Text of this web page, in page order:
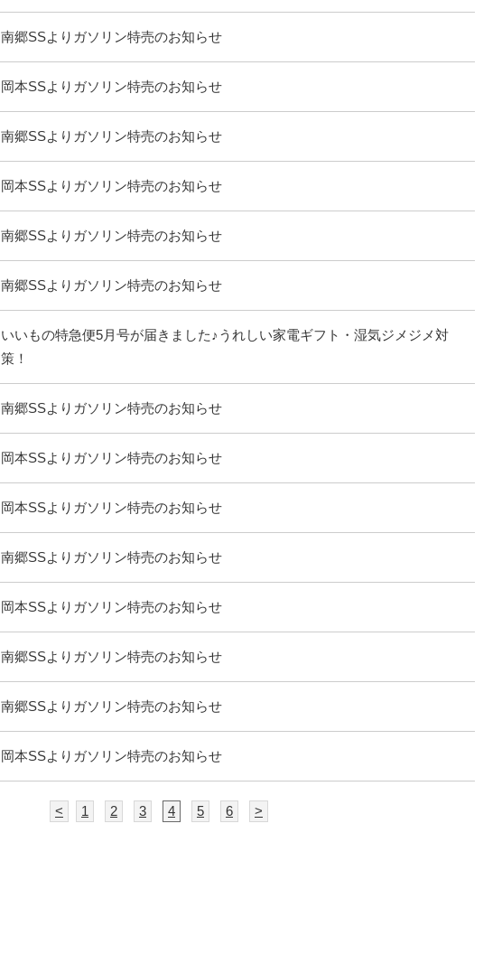
南郷SSよりガソリン特売のお知らせ
岡本SSよりガソリン特売のお知らせ
南郷SSよりガソリン特売のお知らせ
岡本SSよりガソリン特売のお知らせ
南郷SSよりガソリン特売のお知らせ
南郷SSよりガソリン特売のお知らせ
いいもの特急便5月号が届きました♪うれしい家電ギフト・湿気ジメジメ対
策！
南郷SSよりガソリン特売のお知らせ
岡本SSよりガソリン特売のお知らせ
岡本SSよりガソリン特売のお知らせ
南郷SSよりガソリン特売のお知らせ
岡本SSよりガソリン特売のお知らせ
南郷SSよりガソリン特売のお知らせ
南郷SSよりガソリン特売のお知らせ
岡本SSよりガソリン特売のお知らせ
< 1 2 3 4 5 6 >